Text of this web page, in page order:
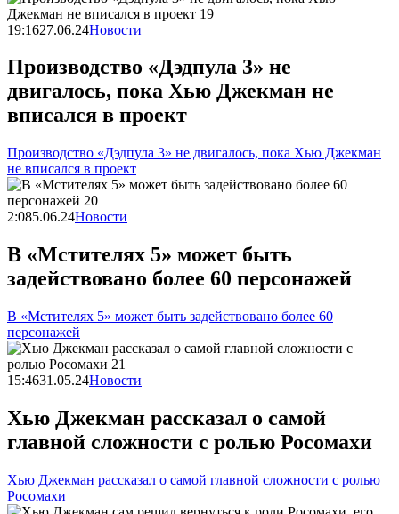
19:1627.06.24Новости
Производство «Дэдпула 3» не
двигалось, пока Хью Джекман не
вписался в проект
Производство «Дэдпула 3» не двигалось, пока Хью Джекман
не вписался в проект
2:085.06.24Новости
В «Мстителях 5» может быть
задействовано более 60 персонажей
В «Мстителях 5» может быть задействовано более 60
персонажей
15:4631.05.24Новости
Хью Джекман рассказал о самой
главной сложности с ролью Росомахи
Хью Джекман рассказал о самой главной сложности с ролью
Росомахи